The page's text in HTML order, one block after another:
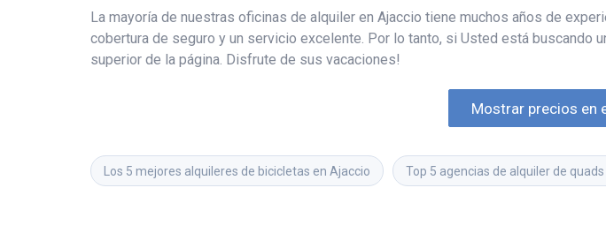
La mayoría de nuestras oficinas de alquiler en Ajaccio tiene muchos años de
cobertura de seguro y un servicio excelente. Por lo tanto, si Usted está buscando
superior de la página. Disfrute de sus vacaciones!
Mostrar precios en
Los 5 mejores alquileres de bicicletas en Ajaccio Top 5 agencias de alquiler de